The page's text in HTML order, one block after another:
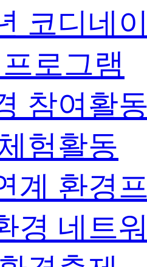
코디네
로그램
참여활
험활동
계 환경
경 네트